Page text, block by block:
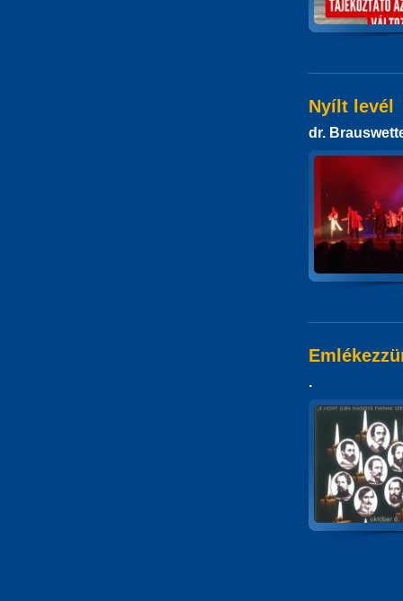
Nyílt levél
dr.
.